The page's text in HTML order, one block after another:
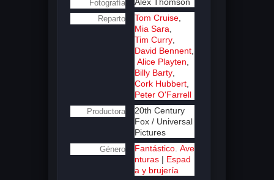
Fotografía
Reparto Tom Cruise
Mia Sara
Tim Curry
David Bennent
Alice Playten
Billy Barty
Cork Hubbert
Peter O'Farrell
Productora
20th Century
Fox / Universal
Pictures
Género Fantástico Ave
nturas | Espad
a y brujería